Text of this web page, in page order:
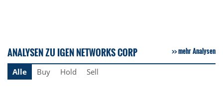
ANALYSEN ZU IGEN NETWORKS CORP mehr Analysen
Alle Buy Hold Sell